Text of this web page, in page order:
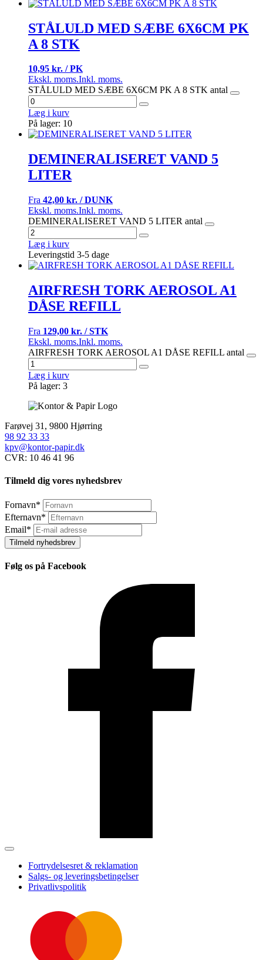
STÅLULD MED SÆBE 6X6CM PK
A 8 STK
10,95 kr. / PK
Ekskl. moms.Inkl. moms.
STÅLULD MED SÆBE 6X6CM PK A 8 STK antal
Læg i kurv
På lager: 10
DEMINERALISERET VAND 5
LITER
Fra 42,00 kr. / DUNK
Ekskl. moms.Inkl. moms.
DEMINERALISERET VAND 5 LITER antal
Læg i kurv
Leveringstid 3-5 dage
AIRFRESH TORK AEROSOL A1
DÅSE REFILL
Fra 129,00 kr. / STK
Ekskl. moms.Inkl. moms.
AIRFRESH TORK AEROSOL A1 DÅSE REFILL antal
Læg i kurv
På lager: 3
Farøvej 31, 9800 Hjørring
98 92 33 33
kpv@kontor-papir.dk
CVR: 10 46 41 96
Tilmeld dig vores nyhedsbrev
Fornavn*
Efternavn*
Email*
Tilmeld nyhedsbrev
Følg os på Facebook
Fortrydelsesret & reklamation
Salgs- og leveringsbetingelser
Privatlivspolitik